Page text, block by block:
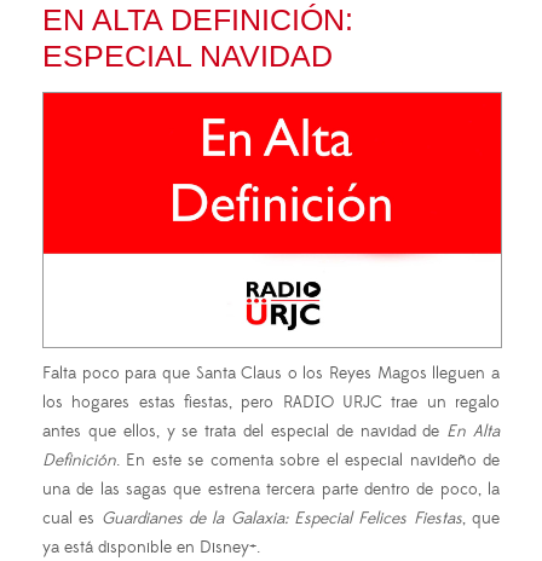
EN ALTA DEFINICIÓN:
ESPECIAL NAVIDAD
Falta poco para que Santa Claus o los Reyes Magos lleguen a
los hogares estas fiestas, pero RADIO URJC trae un regalo
antes que ellos, y se trata del especial de navidad de En Alta
Definición. En este se comenta sobre el especial navideño de
una de las sagas que estrena tercera parte dentro de poco, la
cual es Guardianes de la Galaxia: Especial Felices Fiestas, que
ya está disponible en Disney+.